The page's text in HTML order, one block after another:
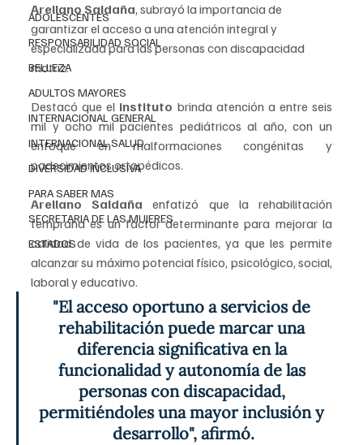
ADOLESCENTES
RESPONSABILIDAD SOCIAL
BELLEZA
ADULTOS MAYORES
INTERNACIONAL GENERAL
INTERNACIONAL SALUD
DIVERSIDAD INCLUSIVA
PARA SABER MAS
SECRETARIA DE LAS MUJERES
ESTADOS
Arellano Saldaña, subrayó la importancia de
garantizar el acceso a una atención integral y
especializada para las personas con discapacidad
motriz.
Destacó que el instituto brinda atención a entre seis
mil y ocho mil pacientes pediátricos al año, con un
enfoque en malformaciones congénitas y
padecimientos ortopédicos.
Arellano Saldaña enfatizó que la rehabilitación
temprana es un factor determinante para mejorar la
calidad de vida de los pacientes, ya que les permite
alcanzar su máximo potencial físico, psicológico, social,
laboral y educativo.
"El acceso oportuno a servicios de
rehabilitación puede marcar una
diferencia significativa en la
funcionalidad y autonomía de las
personas con discapacidad,
permitiéndoles una mayor inclusión y
desarrollo", afirmó.